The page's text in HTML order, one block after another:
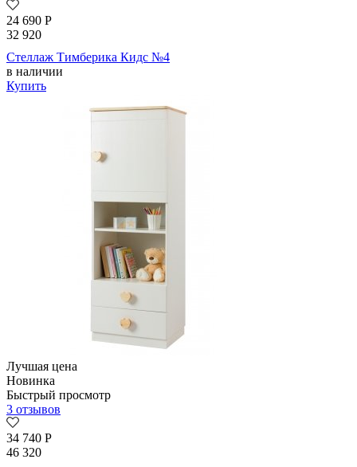
24 690 Р
32 920
Стеллаж Тимберика Кидс №4
в наличии
Купить
Лучшая цена
Новинка
Быстрый просмотр
3 отзывов
34 740 Р
46 320